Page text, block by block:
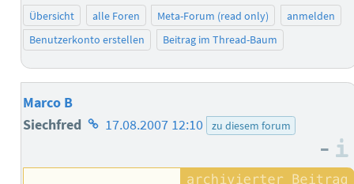
Übersicht alle Foren Meta-Forum (read only)
anmelden
Benutzerkonto erstellen
Beitrag im Thread-Baum
Marco B
Siechfred Homepage
Autors
17.08.2007 12:10 zu diesem forum
–